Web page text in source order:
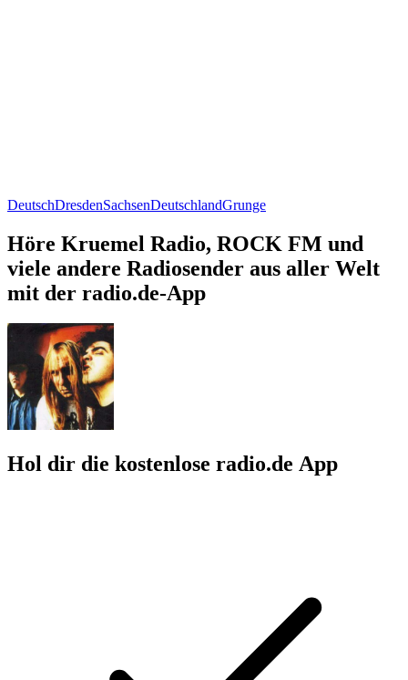
DeutschDresdenSachsenDeutschlandGrunge
Höre Kruemel Radio, ROCK FM und
viele andere Radiosender aus aller Welt
mit der radio.de-App
Hol dir die kostenlose radio.de App